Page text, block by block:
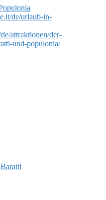
de/urlaub-in-
attraktionen/der-
und-populonia/